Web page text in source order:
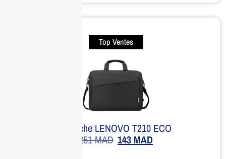
Top Ventes
Sacoche LENOVO T210 ECO
251MAD 143 MAD